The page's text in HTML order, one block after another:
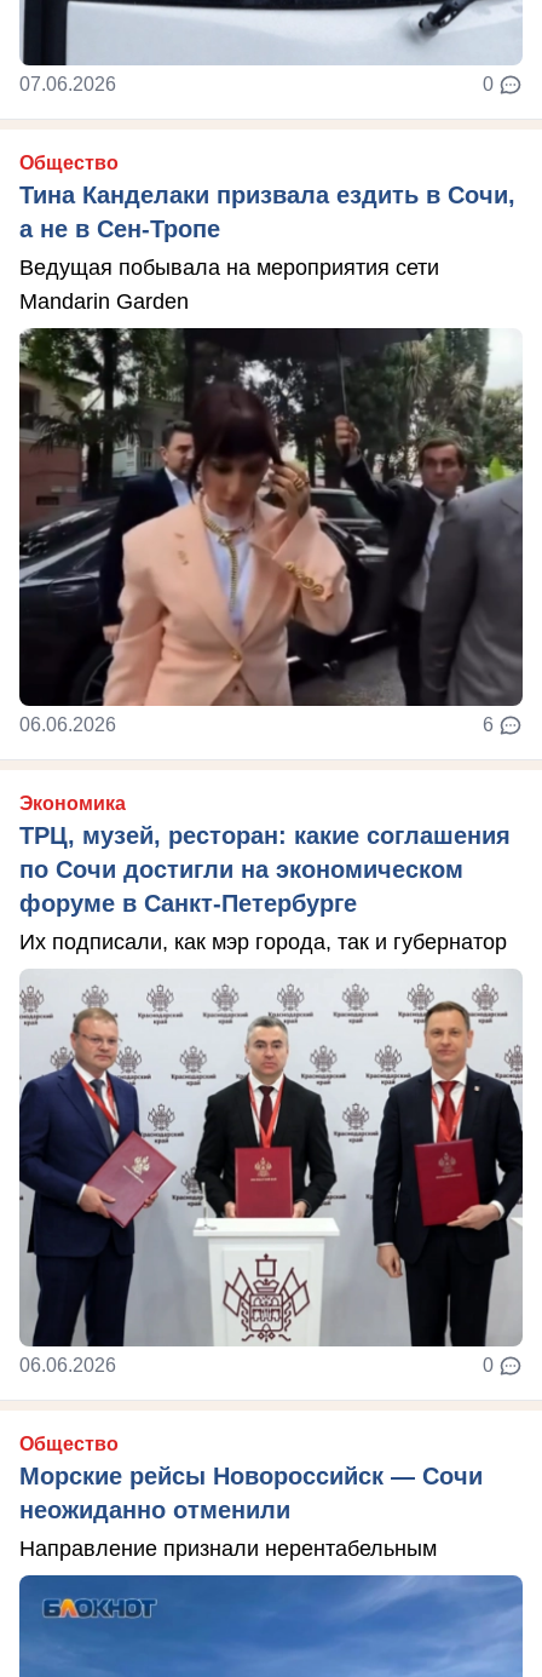
07.06.2026 0
Общество
Тина Канделаки призвала ездить в Сочи,
а не в Сен-Тропе
Ведущая побывала на мероприятия сети
Mandarin Garden
06.06.2026 6
Экономика
ТРЦ, музей, ресторан: какие соглашения
по Сочи достигли на экономическом
форуме в Санкт-Петербурге
Их подписали, как мэр города, так и губернатор
06.06.2026 0
Общество
Морские рейсы Новороссийск — Сочи
неожиданно отменили
Направление признали нерентабельным